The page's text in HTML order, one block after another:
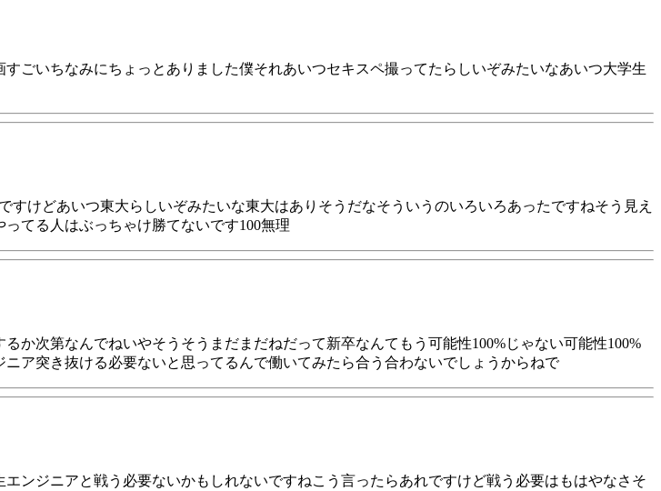
ごいちなみにちょっとありました僕それあいつセキスペ撮ってたらしいぞみたいなあいつ大学生
けどあいつ東大らしいぞみたいな東大はありそうだなそういうのいろいろあったですねそう見え
てる人はぶっちゃけ勝てないです100無理
か次第なんでねいやそうそうまだまだねだって新卒なんてもう可能性100%じゃない可能性100%
ア突き抜ける必要ないと思ってるんで働いてみたら合う合わないでしょうからねで
ンジニアと戦う必要ないかもしれないですねこう言ったらあれですけど戦う必要はもはやなさそ